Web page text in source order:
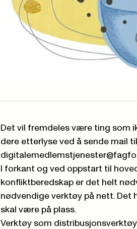
Det vil fremdeles være ting som
dere etterlyse ved å sende mail til
I forkant og ved oppstart til
konfliktberedskap er det helt
nødvendige verktøy på nett.
skal være på plass.
Verktøy som